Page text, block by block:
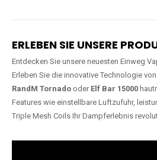
ERLEBEN SIE UNSERE
Entdecken Sie unsere neuesten Einweg
Erleben Sie die innovative Technologie von
RandM Tornado oder Elf Bar 15000
Features wie einstellbare Luftzufuhr,
Triple Mesh Coils Ihr Dampferlebnis